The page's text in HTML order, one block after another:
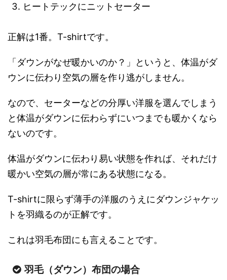
ヒートテックにニットセーター
正解は1番。T-shirtです。
「ダウンがなぜ暖かいのか？」というと、体温がダ
ウンに伝わり空気の層を作り逃がしません。
なので、セーターなどの分厚い洋服を選んでしまう
と体温がダウンに伝わらずにいつまでも暖かくなら
ないのです。
体温がダウンに伝わり易い状態を作れば、それだけ
暖かい空気の層が常にある状態になる。
T-shirtに限らず薄手の洋服のうえにダウンジャケッ
トを羽織るのが正解です。
これは羽毛布団にも言えることです。
羽毛（ダウン）布団の場合